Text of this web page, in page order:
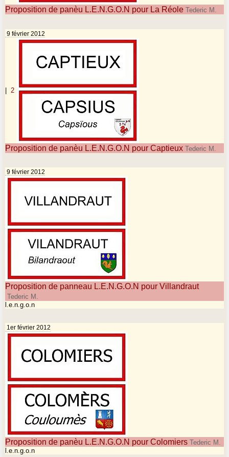
Proposition de panèu L.E.N.G.O.N pour La Réole Tederic M.
9 février 2012
| 2
Proposition de panèu L.E.N.G.O.N pour Captieux Tederic M.
9 février 2012
Proposition de panneau L.E.N.G.O.N pour Villandraut
Tederic M.
l.e.n.g.o.n
1er février 2012
Proposition de panèu L.E.N.G.O.N pour Colomiers Tederic M.
l.e.n.g.o.n